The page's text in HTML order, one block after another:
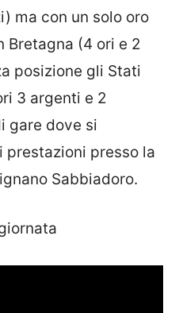
ma con un solo oro
Bretagna (4 ori e 2
posizione gli Stati
3 argenti e 2
gare dove si
prestazioni presso la
Sabbiadoro.